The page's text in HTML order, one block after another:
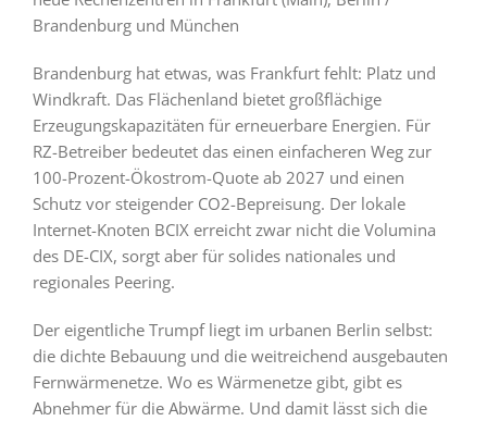
Brandenburg und München
Brandenburg hat etwas, was Frankfurt fehlt: Platz und
Windkraft. Das Flächenland bietet großflächige
Erzeugungskapazitäten für erneuerbare Energien. Für
RZ-Betreiber bedeutet das einen einfacheren Weg zur
100-Prozent-Ökostrom-Quote ab 2027 und einen
Schutz vor steigender CO2-Bepreisung. Der lokale
Internet-Knoten BCIX erreicht zwar nicht die Volumina
des DE-CIX, sorgt aber für solides nationales und
regionales Peering.
Der eigentliche Trumpf liegt im urbanen Berlin selbst:
die dichte Bebauung und die weitreichend ausgebauten
Fernwärmenetze. Wo es Wärmenetze gibt, gibt es
Abnehmer für die Abwärme. Und damit lässt sich die